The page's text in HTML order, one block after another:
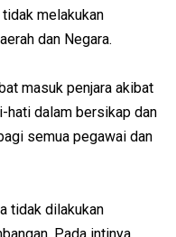
melakukan
dan Negara.
masuk penjara akibat
hati dalam bersikap dan
semua pegawai dan
tidak dilakukan
Pada intinya,